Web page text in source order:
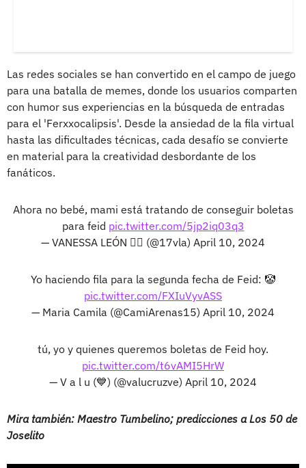
Las redes sociales se han convertido en el campo de juego
para una batalla de memes, donde los usuarios comparten
con humor sus experiencias en la búsqueda de entradas
para el 'Ferxxocalipsis'. Desde la ansiedad de la fila virtual
hasta las dificultades técnicas, cada desafío se convierte
en material para la creatividad desbordante de los
fanáticos.
Ahora no bebé, mami está tratando de conseguir boletas
para feid pic.twitter.com/5jp2iq03q3
— VANESSA LEÓN 🧚‍♀️ (@17vla) April 10, 2024
Yo haciendo fila para la segunda fecha de Feid: 🤡
pic.twitter.com/FXIuVyvASS
— Maria Camila (@CamiArenas15) April 10, 2024
tú, yo y quienes queremos boletas de Feid hoy.
pic.twitter.com/t6vAMI5HrW
— V a l u (💙) (@valucruzve) April 10, 2024
Mira también: Maestro Tumbelino; predicciones a Los 50 de
Joselito